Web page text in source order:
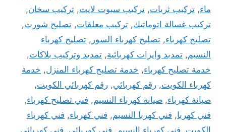
ماء, تركيب ثريات, تركيب سبوت لايت, تركيب سخان,
تركيب غسالة اتوماتيك, تركيب معلقات, تصليح شورت,
تصليح كهرباء, تصليح كهرباء السور , تصليح كهرباء
النسيم, تمدبد وايرات كهربائية, تمديد وتركيب بلاكات,
خدمة تصليح كهرباء, خدمة تصليح كهرباء المنزل, خدمة
كهرباء الكويت, رقم كهربائي, رقم كهربائي الكويت,
صيانة كهرباء, صيانة كهرباء النسيم, فني تصليح كهرباء,
فني كهربا, فني كهربا النسيم, فني كهرباء, فني كهرباء